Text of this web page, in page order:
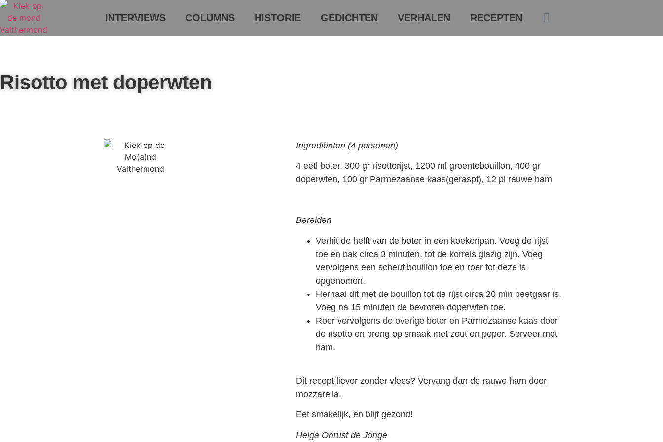
INTERVIEWS COLUMNS HISTORIE GEDICHTEN VERHALEN RECEPTEN
Risotto met doperwten
Ingrediënten (4 personen)
4 eetl boter, 300 gr risottorijst, 1200 ml groentebouillon, 400 gr
doperwten, 100 gr Parmezaanse kaas(geraspt), 12 pl rauwe ham
Bereiden
Verhit de helft van de boter in een koekenpan. Voeg de rijst
toe en bak circa 3 minuten, tot de korrels glazig zijn. Voeg
vervolgens een scheut bouillon toe en roer tot deze is
opgenomen.
Herhaal dit met de bouillon tot de rijst circa 20 min beetgaar is.
Voeg na 15 minuten de bevroren doperwten toe.
Roer vervolgens de overige boter en Parmezaanse kaas door
de risotto en breng op smaak met zout en peper. Serveer met
ham.
Dit recept liever zonder vlees? Vervang dan de rauwe ham door
mozzarella.
Eet smakelijk, en blijf gezond!
Helga Onrust de Jonge